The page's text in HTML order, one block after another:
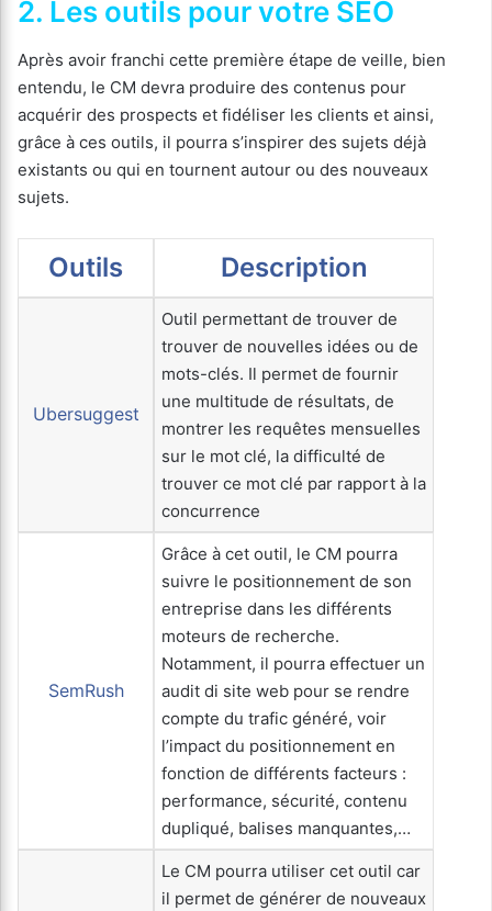
2. Les outils pour votre SEO
Après avoir franchi cette première étape de veille, bien
entendu, le CM devra produire des contenus pour
acquérir des prospects et fidéliser les clients et ainsi,
grâce à ces outils, il pourra s’inspirer des sujets déjà
existants ou qui en tournent autour ou des nouveaux
sujets.
Outils Description
Ubersuggest
Outil permettant de trouver de
trouver de nouvelles idées ou de
mots-clés. Il permet de fournir
une multitude de résultats, de
montrer les requêtes mensuelles
sur le mot clé, la difficulté de
trouver ce mot clé par rapport à la
concurrence
SemRush
Grâce à cet outil, le CM pourra
suivre le positionnement de son
entreprise dans les différents
moteurs de recherche.
Notamment, il pourra effectuer un
audit di site web pour se rendre
compte du trafic généré, voir
l’impact du positionnement en
fonction de différents facteurs :
performance, sécurité, contenu
dupliqué, balises manquantes,…
Le CM pourra utiliser cet outil car
il permet de générer de nouveaux